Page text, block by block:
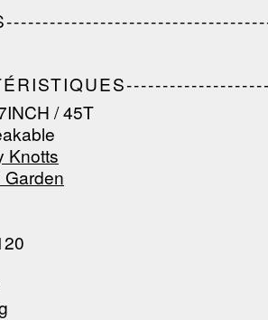
/ 45T
Knotts
Garden